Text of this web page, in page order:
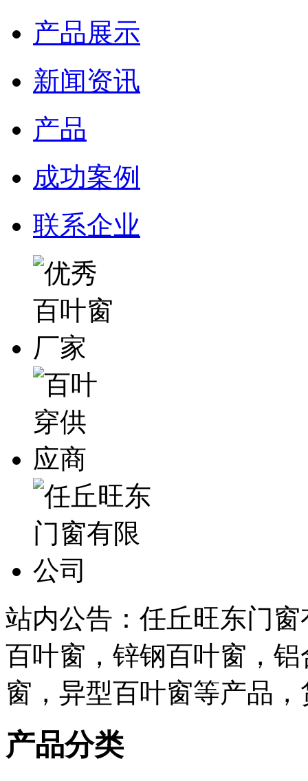
产品展示
新闻资讯
产品
成功案例
联系企业
站内公告：任丘旺东门
百叶窗，锌钢百叶窗，
窗，异型百叶窗等产品
产品分类